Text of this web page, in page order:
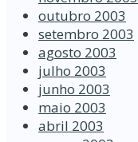
outubro 2003
setembro 2003
agosto 2003
julho 2003
junho 2003
maio 2003
abril 2003